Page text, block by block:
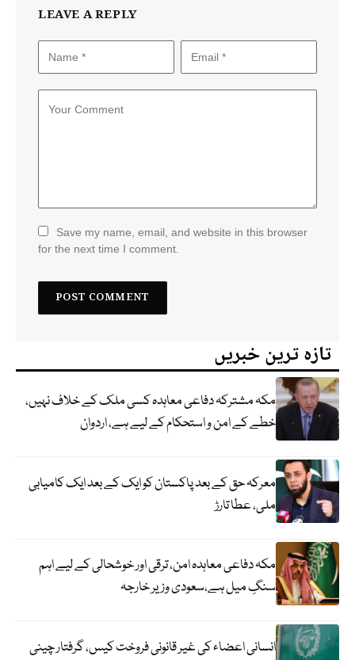
LEAVE A REPLY
Save my name, email, and website in this browser
for the next time I comment.
تازہ ترین خبریں
مکہ مشترکہ دفاعی معاہدہ کسی ملک کے خلاف نہیں،
خطے کے امن و استحکام کے لیے ہے، اردوان
معرکہ حق کے بعد پاکستان کو ایک کے بعد ایک کامیابی
ملی، عطا تارڑ
مکہ دفاعی معاہدہ امن، ترقی اور خوشحالی کے لیے اہم
سنگِ میل ہے،سعودی وزیر خارجہ
انسانی اعضاء کی غیر قانونی فروخت کیس، گرفتار چینی